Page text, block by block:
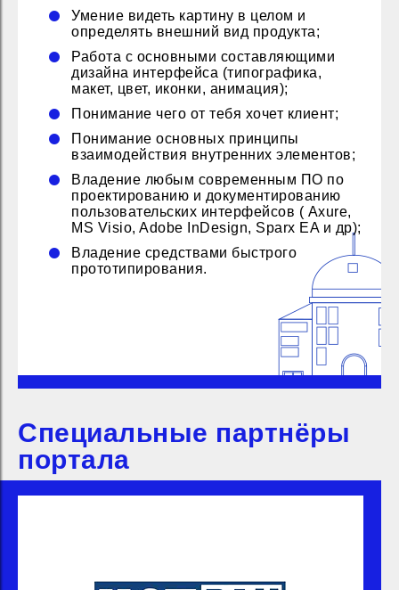
Умение видеть картину в целом и
определять внешний вид продукта;
Работа с основными составляющими
дизайна интерфейса (типографика,
макет, цвет, иконки, анимация);
Понимание чего от тебя хочет клиент;
Понимание основных принципы
взаимодействия внутренних элементов;
Владение любым современным ПО по
проектированию и документированию
пользовательских интерфейсов ( Axure,
MS Visio, Adobe InDesign, Sparx EA и др);
Владение средствами быстрого
прототипирования.
Специальные партнёры
портала